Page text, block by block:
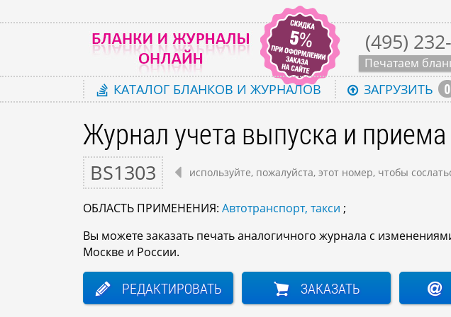
(495)
Печатаем
КАТАЛОГ БЛАНКОВ И ЖУРНАЛОВ ЗАГРУЗИТЬ 0
Журнал учета выпуска и
BS1303 используйте, пожалуйста, этот номер, чтобы
ОБЛАСТЬ ПРИМЕНЕНИЯ: Автотранспорт, такси ;
Вы можете заказать печать аналогичного журнала с
Москве и России.
РЕДАКТИРОВАТЬ ЗАКАЗАТЬ